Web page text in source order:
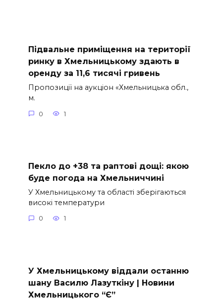
Підвальне приміщення на території
ринку в Хмельницькому здають в
оренду за 11,6 тисячі гривень
Пропозиції на аукціон «Хмельницька обл.,
м.
0 1
Пекло до +38 та раптові дощі: якою
буде погода на Хмельниччині
У Хмельницькому та області зберігаються
високі температури
0 1
У Хмельницькому віддали останню
шану Василю Лазуткіну | Новини
Хмельницького “Є”